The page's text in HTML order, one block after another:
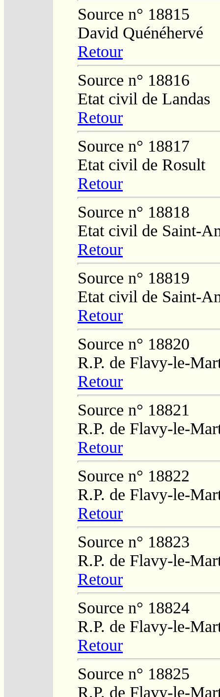
Source n° 18815
David Quénéhervé
Retour
Source n° 18816
Etat civil de Landas
Retour
Source n° 18817
Etat civil de Rosult
Retour
Source n° 18818
Etat civil de Saint-
Retour
Source n° 18819
Etat civil de Saint-
Retour
Source n° 18820
R.P. de Flavy-le-
Retour
Source n° 18821
R.P. de Flavy-le-
Retour
Source n° 18822
R.P. de Flavy-le-
Retour
Source n° 18823
R.P. de Flavy-le-
Retour
Source n° 18824
R.P. de Flavy-le-
Retour
Source n° 18825
R.P. de Flavy-le-